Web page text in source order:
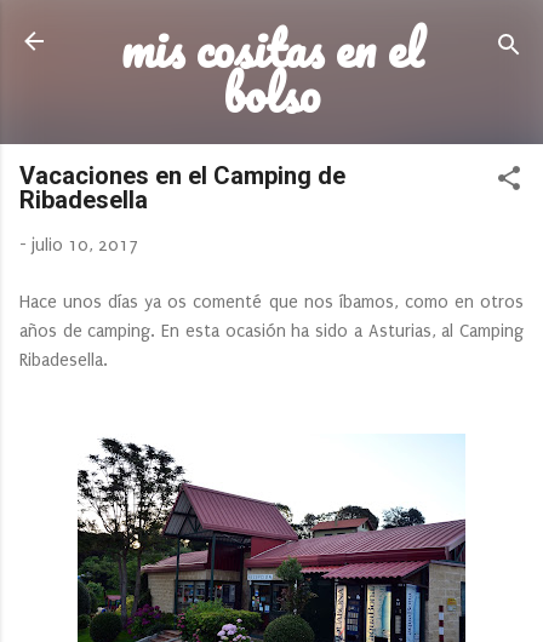
Ir al contenido principal
mis cositas en el
bolso
Vacaciones en el Camping de
Ribadesella
- julio 10, 2017
Hace unos días ya os comenté que nos íbamos, como en otros
años de camping. En esta ocasión ha sido a Asturias, al Camping
Ribadesella.